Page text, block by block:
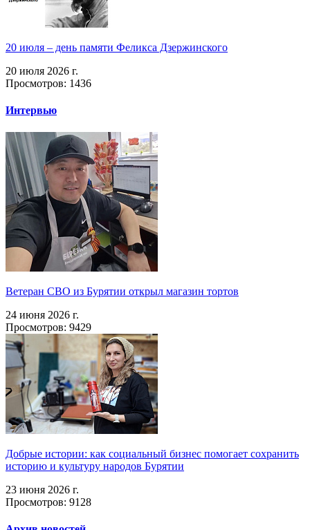
20 июля – день памяти Феликса Дзержинского
20 июля 2026 г.
Просмотров: 1436
Интервью
Ветеран СВО из Бурятии открыл магазин тортов
24 июня 2026 г.
Просмотров: 9429
Добрые истории: как социальный бизнес помогает сохранить
историю и культуру народов Бурятии
23 июня 2026 г.
Просмотров: 9128